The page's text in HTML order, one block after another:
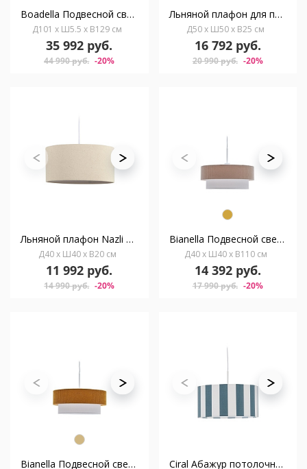
Boadella Подвесной светильник в черном цвете
Д101 x Ш5.5 x В129 см
35 992 руб.
44 990 руб. -20%
Льняной плафон для потолочного светильника Nazli бежевый
Д50 x Ш50 x В25 см
16 792 руб.
20 990 руб. -20%
Льняной плафон Nazli для потолочного светильника бежевый Ø 40 см
Д40 x Ш40 x В20 см
11 992 руб.
14 990 руб. -20%
Bianella Подвесной светильник из хлопка и вельвета бежевого цвета, Ø 40 см
Д40 x Ш40 x В110 см
14 392 руб.
17 990 руб. -20%
Bianella Подвесной светильник из хлопка и вельвета горчичного цвета, Ø 40 см Ciral Абажур потолочного светильника с синими и белыми полосками Ø 40